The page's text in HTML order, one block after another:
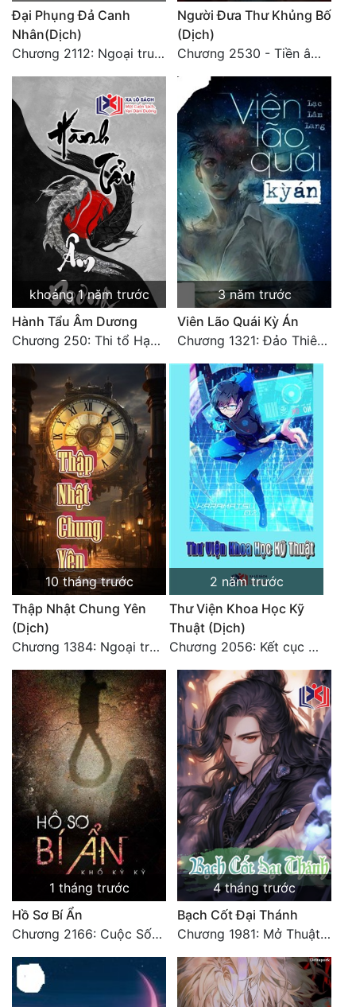
Đại Phụng Đả Canh
Nhân(Dịch)
Chương 2112: Ngoại truyện 3 - Tiệc mừng công
Người Đưa Thư Khủng Bố
(Dịch)
Chương 2530 - Tiền âm phủ (2)
khoảng 1 năm trước
Hành Tẩu Âm Dương
Chương 250: Thi tổ Hạn Bạt
3 năm trước
Viên Lão Quái Kỳ Án
Chương 1321: Đảo Thiên Đường
10 tháng trước
Thập Nhật Chung Yên
(Dịch)
Chương 1384: Ngoại truyện Trương Lệ Quyên (cuối cùng)
2 năm trước
Thư Viện Khoa Học Kỹ
Thuật (Dịch)
Chương 2056: Kết cục + Lời tác giả
1 tháng trước
Hồ Sơ Bí Ẩn
Chương 2166: Cuộc Sống (Hoàn)
4 tháng trước
Bạch Cốt Đại Thánh
Chương 1981: Mở Thuật Diệt Địch, Tương Kế Tựu Kế